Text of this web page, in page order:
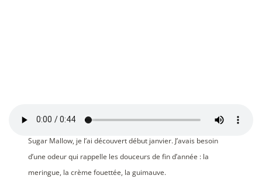
Sugar Mallow, je l’ai découvert début janvier. J’avais besoin
d’une odeur qui rappelle les douceurs de fin d’année : la
meringue, la crème fouettée, la guimauve.